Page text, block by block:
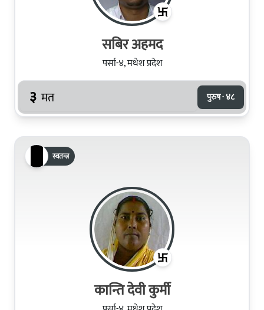
सबिर अहमद
पर्सा-४, मधेश प्रदेश
३ मत पुरुष · ४८
स्वतन्त्र
कान्ति देवी कुर्मी